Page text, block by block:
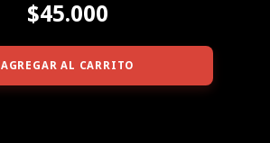
$45.000
AGREGAR AL CARRITO